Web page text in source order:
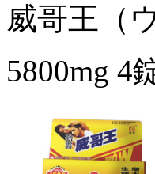
威哥王（
5800mg 4